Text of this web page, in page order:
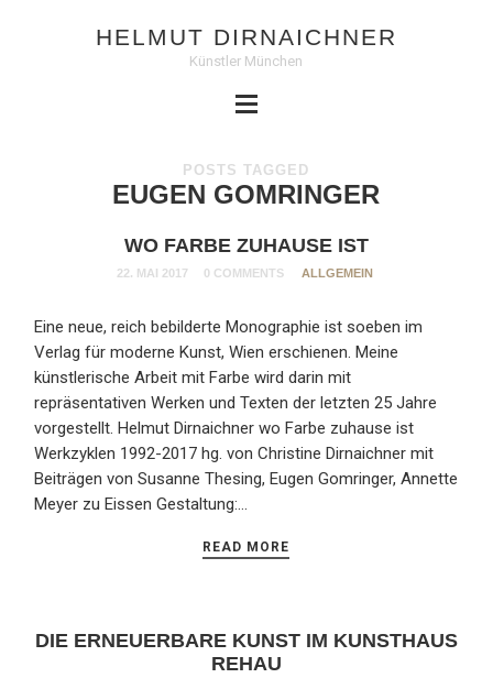
HELMUT DIRNAICHNER
Künstler München
POSTS TAGGED
EUGEN GOMRINGER
WO FARBE ZUHAUSE IST
22. MAI 2017 0 COMMENTS ALLGEMEIN
Eine neue, reich bebilderte Monographie ist soeben im
Verlag für moderne Kunst, Wien erschienen. Meine
künstlerische Arbeit mit Farbe wird darin mit
repräsentativen Werken und Texten der letzten 25 Jahre
vorgestellt. Helmut Dirnaichner wo Farbe zuhause ist
Werkzyklen 1992-2017 hg. von Christine Dirnaichner mit
Beiträgen von Susanne Thesing, Eugen Gomringer, Annette
Meyer zu Eissen Gestaltung:…
READ MORE
DIE ERNEUERBARE KUNST IM KUNSTHAUS
REHAU